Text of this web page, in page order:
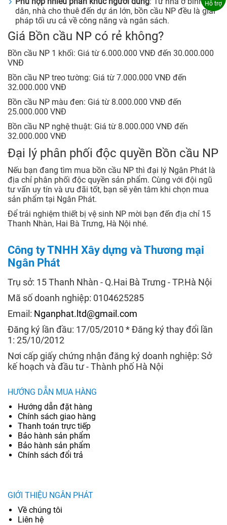
dân, nhà cho thuê đến dự án lớn, bồn cầu NP đều là giải
pháp tối ưu cả về công năng và ngân sách.
Giá Bồn cầu NP có rẻ không?
Bồn cầu NP 1 khối: Giá từ 6.000.000 VNĐ đến 30.000.000
VNĐ
Bồn cầu NP treo tường: Giá từ 7.000.000 VNĐ đến
32.000.000 VNĐ
Bồn cầu NP màu đen: Giá từ 8.000.000 VNĐ đến
25.000.000 VNĐ
Bồn cầu NP nghệ thuật: Giá từ 8.000.000 VNĐ đến
32.000.000 VNĐ
Đại lý phân phối độc quyền Bồn cầu NP
Nếu bạn đang tìm mua bồn cầu NP thì đại lý Ngân Phát là
địa chỉ phân phối độc quyền sản phẩm. Cùng với đội ngũ
tư vấn uy tín và ưu đãi tốt, bạn sẽ yên tâm khi chọn mua
sản phẩm tại Ngân Phát.
Để trải nghiệm thiết bị vệ sinh NP mời bạn đến địa chỉ 15
Thanh Nhàn, Hai Bà Trưng, Hà Nội nhé.
Công ty TNHH Xây dựng và Thương mại
Ngân Phát
Trụ sở: 15 Thanh Nhàn - Q.Hai Bà Trưng - TP.Hà Nội
Mã số doanh nghiệp: 0104625285
Email: Nganphat.ltd@gmail.com
Đăng ký lần đầu: 17/05/2010 * Đăng ký thay đổi lần
1: 25/10/2012
Nơi cấp giấy chứng nhận đăng ký doanh nghiệp: Sở
kế hoạch và đầu tư - Thành phố Hà Nội
HƯỚNG DẪN MUA HÀNG
Hướng dẫn đặt hàng
Chính sách giao hàng
Thanh toán trực tiếp
Bảo hành sản phẩm
Bảo hành sản phẩm
Chính sách đổi trả
GIỚI THIỆU NGÂN PHÁT
Về chúng tôi
Liên hệ
Hỗ trợ